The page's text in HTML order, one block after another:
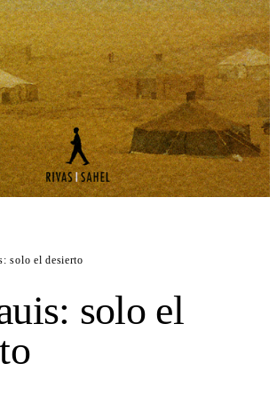
solo el desierto
solo el